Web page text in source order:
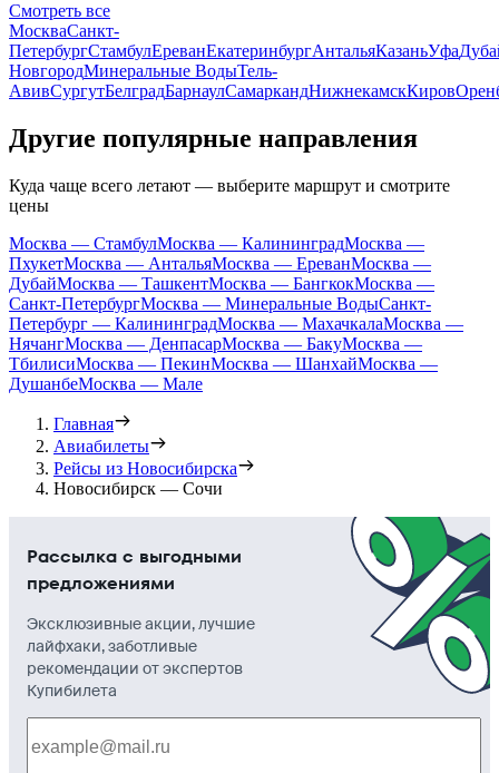
Смотреть все
МоскваСанкт-
ПетербургСтамбулЕреванЕкатеринбургАнтальяКазаньУфа
НовгородМинеральные ВодыТель-
АвивСургутБелградБарнаулСамаркандНижнекамскКиров
Другие популярные направления
Куда чаще всего летают — выберите маршрут и смотрите
цены
Москва — СтамбулМосква — КалининградМосква —
ПхукетМосква — АнтальяМосква — ЕреванМосква —
ДубайМосква — ТашкентМосква — БангкокМосква —
Санкт-ПетербургМосква — Минеральные ВодыСанкт-
Петербург — КалининградМосква — МахачкалаМосква —
НячангМосква — ДенпасарМосква — БакуМосква —
ТбилисиМосква — ПекинМосква — ШанхайМосква —
ДушанбеМосква — Мале
Главная
Авиабилеты
Рейсы из Новосибирска
Новосибирск — Сочи
Рассылка с выгодными
предложениями
Эксклюзивные акции, лучшие
лайфхаки, заботливые
рекомендации от экспертов
Купибилета